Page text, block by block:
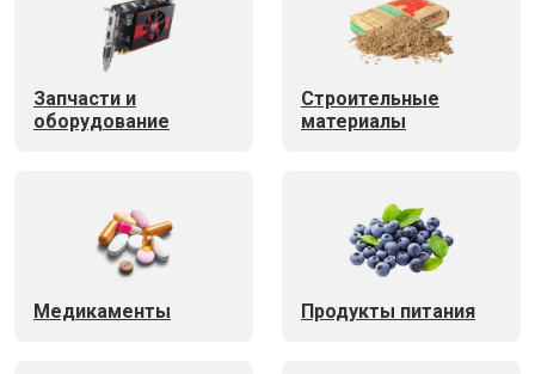
Запчасти и
оборудование
Строительные
материалы
Медикаменты Продукты питания